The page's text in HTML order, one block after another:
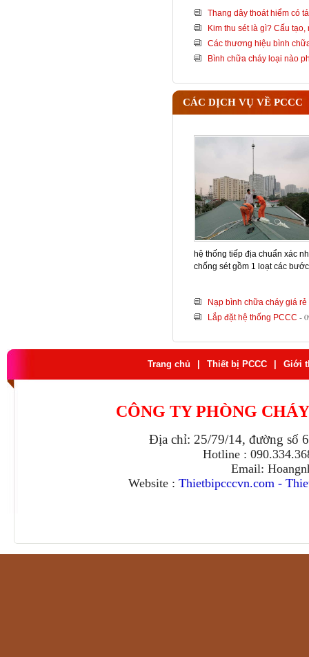
Thang dây thoát hiểm có
Kim thu sét là gì? Cấu
Các thương hiệu bình
Bình chữa cháy loại nào
CÁC DỊCH VỤ VỀ PCCC
hệ thống tiếp địa chuẩn xác
chống sét gồm 1 loạt các
Nạp bình chữa cháy giá rẻ
Lắp đặt hệ thống PCCC -
Trang chủ Thiết bị PCCC Giới
CÔNG TY PHÒNG
Địa chỉ: 25/79/14, đường số
Hotline :
Email:
Website : Thietbipcccvn.com -